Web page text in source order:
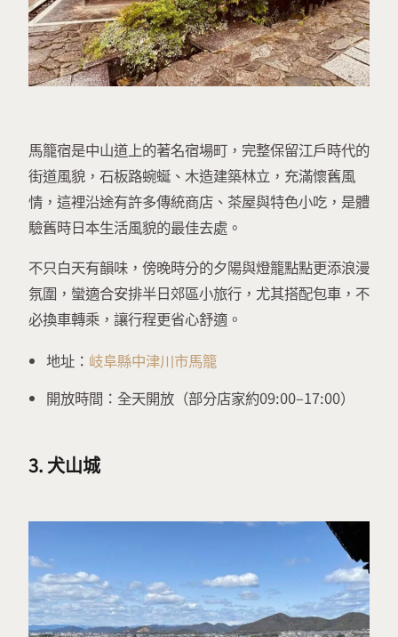
馬籠宿是中山道上的著名宿場町，完整保留江戶時代的
街道風貌，石板路蜿蜒、木造建築林立，充滿懷舊風
情，這裡沿途有許多傳統商店、茶屋與特色小吃，是體
驗舊時日本生活風貌的最佳去處。
不只白天有韻味，傍晚時分的夕陽與燈籠點點更添浪漫
氛圍，蠻適合安排半日郊區小旅行，尤其搭配包車，不
必換車轉乘，讓行程更省心舒適。
地址： 岐阜縣中津川市馬籠
開放時間：全天開放（部分店家約09:00–17:00）
3. 犬山城